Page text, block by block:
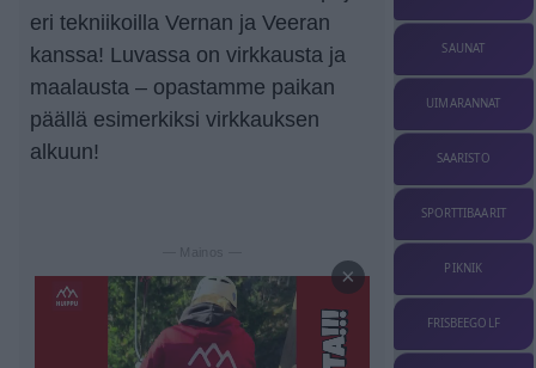
eri tekniikoilla Vernan ja Veeran
kanssa! Luvassa on virkkausta ja
maalausta – opastamme paikan
päällä esimerkiksi virkkauksen
alkuun!
— Mainos —
×
SAUNAT
UIMARANNAT
SAARISTO
SPORTTIBAARIT
PIKNIK
FRISBEEGOLF